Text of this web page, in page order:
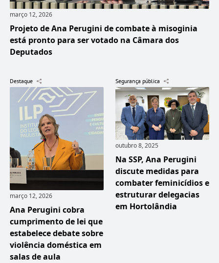
março 12, 2026
Projeto de Ana Perugini de combate à misoginia
está pronto para ser votado na Câmara dos
Deputados
Destaque
março 12, 2026
Ana Perugini cobra
cumprimento de lei que
estabelece debate sobre
violência doméstica em
salas de aula
Segurança pública
outubro 8, 2025
Na SSP, Ana Perugini
discute medidas para
combater feminicídios e
estruturar delegacias
em Hortolândia